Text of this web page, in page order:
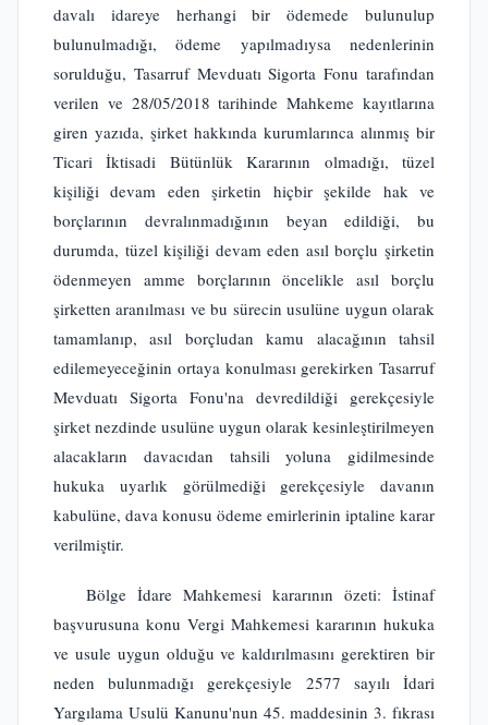
davalı idareye herhangi bir ödemede bulunulup
bulunulmadığı, ödeme yapılmadıysa nedenlerinin
sorulduğu, Tasarruf Mevduatı Sigorta Fonu tarafından
verilen ve 28/05/2018 tarihinde Mahkeme kayıtlarına
giren yazıda, şirket hakkında kurumlarınca alınmış bir
Ticari İktisadi Bütünlük Kararının olmadığı, tüzel
kişiliği devam eden şirketin hiçbir şekilde hak ve
borçlarının devralınmadığının beyan edildiği, bu
durumda, tüzel kişiliği devam eden asıl borçlu şirketin
ödenmeyen amme borçlarının öncelikle asıl borçlu
şirketten aranılması ve bu sürecin usulüne uygun olarak
tamamlanıp, asıl borçludan kamu alacağının tahsil
edilemeyeceğinin ortaya konulması gerekirken Tasarruf
Mevduatı Sigorta Fonu'na devredildiği gerekçesiyle
şirket nezdinde usulüne uygun olarak kesinleştirilmeyen
alacakların davacıdan tahsili yoluna gidilmesinde
hukuka uyarlık görülmediği gerekçesiyle davanın
kabulüne, dava konusu ödeme emirlerinin iptaline karar
verilmiştir.
Bölge İdare Mahkemesi kararının özeti: İstinaf
başvurusuna konu Vergi Mahkemesi kararının hukuka
ve usule uygun olduğu ve kaldırılmasını gerektiren bir
neden bulunmadığı gerekçesiyle 2577 sayılı İdari
Yargılama Usulü Kanunu'nun 45. maddesinin 3. fıkrası